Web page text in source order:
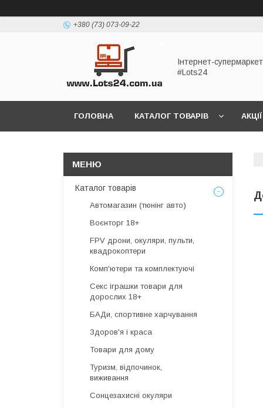
+380 (73) 073-09-22
Інтернет-супермаркет
#Lots24
ГОЛОВНА КАТАЛОГ ТОВАРІВ АКЦІЇ
Каталог товарів
Автомагазин (тюнінг авто)
Воєнторг 18+
FPV дрони, окуляри, пульти,
квадрокоптери
Комп'ютери та комплектуючі
Секс іграшки товари для
дорослих 18+
БАДи, спортивне харчування
Здоров'я і краса
Товари для дому
Туризм, відпочинок,
виживання
Сонцезахисні окуляри